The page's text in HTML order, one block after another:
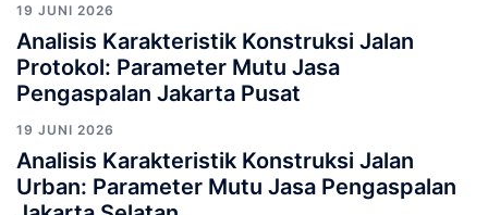
19 JUNI 2026
Analisis Karakteristik Konstruksi Jalan
Protokol: Parameter Mutu Jasa
Pengaspalan Jakarta Pusat
19 JUNI 2026
Analisis Karakteristik Konstruksi Jalan
Urban: Parameter Mutu Jasa Pengaspalan